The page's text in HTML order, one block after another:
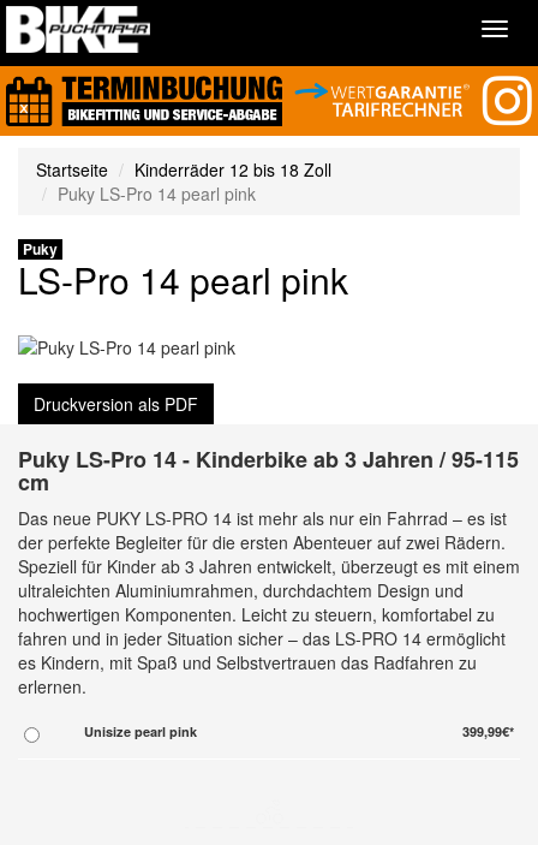
Startseite
Kinderräder 12 bis 18 Zoll
Puky LS-Pro 14 pearl pink
Puky
LS-Pro 14 pearl pink
Druckversion als PDF
Puky LS-Pro 14 - Kinderbike ab 3 Jahren / 95-115
cm
Das neue PUKY LS-PRO 14 ist mehr als nur ein Fahrrad – es ist
der perfekte Begleiter für die ersten Abenteuer auf zwei Rädern.
Speziell für Kinder ab 3 Jahren entwickelt, überzeugt es mit einem
ultraleichten Aluminiumrahmen, durchdachtem Design und
hochwertigen Komponenten. Leicht zu steuern, komfortabel zu
fahren und in jeder Situation sicher – das LS-PRO 14 ermöglicht
es Kindern, mit Spaß und Selbstvertrauen das Radfahren zu
erlernen.
Unisize pearl pink 399,99€*